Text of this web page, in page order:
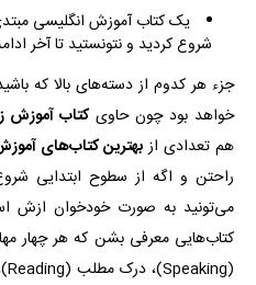
یک کتاب آموزش انگلیسی
شروع کردید و نتونستید تا آخر
جزء هر کدوم از دسته‌های بالا که
خواهد بود چون حاویکتاب آموزش
هم تعدادی ازبهترین کتاب‌های
راحتن و اگه از سطوح ابتدایی
می‌تونید به صورت خودخوان ازش